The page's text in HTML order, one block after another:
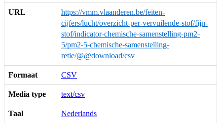
URL
https://vmm.vlaanderen.be/feiten-
cijfers/lucht/overzicht-per-vervuilende-stof/fijn-
stof/indicator-chemische-samenstelling-pm2-
5/pm2-5-chemische-samenstelling-
retie/@@download/csv
Formaat CSV
Media type text/csv
Taal Nederlands